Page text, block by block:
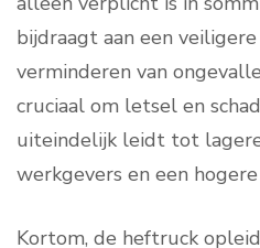
bijdraagt aan een
verminderen van
cruciaal om letsel en
uiteindelijk leidt tot
werkgevers en een
Kortom, de heftruck